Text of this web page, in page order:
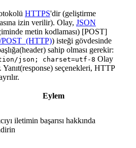
HTTPS'dir (geliştirme
izin verilir). Olay, JSON
metin kodlaması) [POST]
) isteği gövdesinde
sahip olması gerekir:
json; charset=utf-8 Olay
Yanıt(response) seçenekleri, HTTP
Eylem
iletimin başarısı hakkında